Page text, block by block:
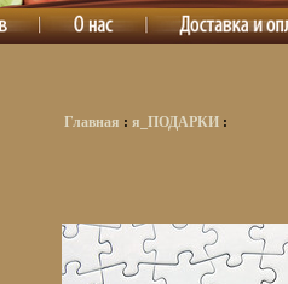
Главная : я_ПОДАРКИ :